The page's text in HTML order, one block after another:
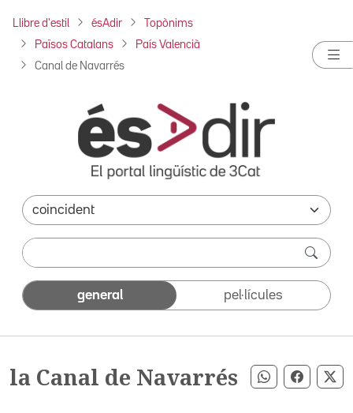
Llibre d'estil ésAdir Topònims
Països Catalans País Valencià
Canal de Navarrés
general pel·lícules
la Canal de Navarrés Compartir